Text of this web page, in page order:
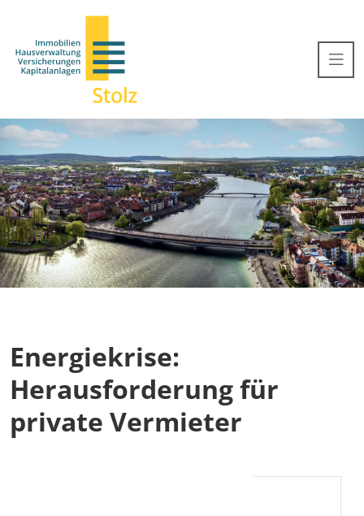
Energiekrise:
Herausforderung für
private Vermieter